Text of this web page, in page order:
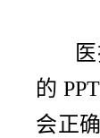
的 PPT
会正